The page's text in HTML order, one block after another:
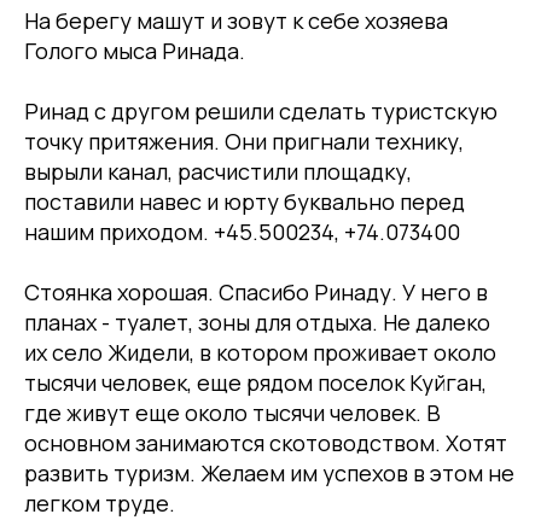
На берегу машут и зовут к себе хозяева
Голого мыса Ринада.
Ринад с другом решили сделать туристскую
точку притяжения. Они пригнали технику,
вырыли канал, расчистили площадку,
поставили навес и юрту буквально перед
нашим приходом. +45.500234, +74.073400
Стоянка хорошая. Спасибо Ринаду. У него в
планах - туалет, зоны для отдыха. Не далеко
их село Жидели, в котором проживает около
тысячи человек, еще рядом поселок Куйган,
где живут еще около тысячи человек. В
основном занимаются скотоводством. Хотят
развить туризм. Желаем им успехов в этом не
легком труде.